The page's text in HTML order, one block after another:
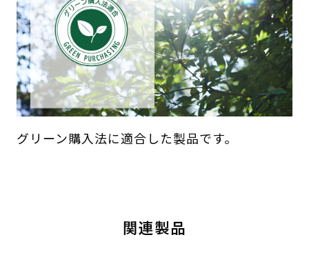
グリーン購入法に適合した製品です。
関連製品